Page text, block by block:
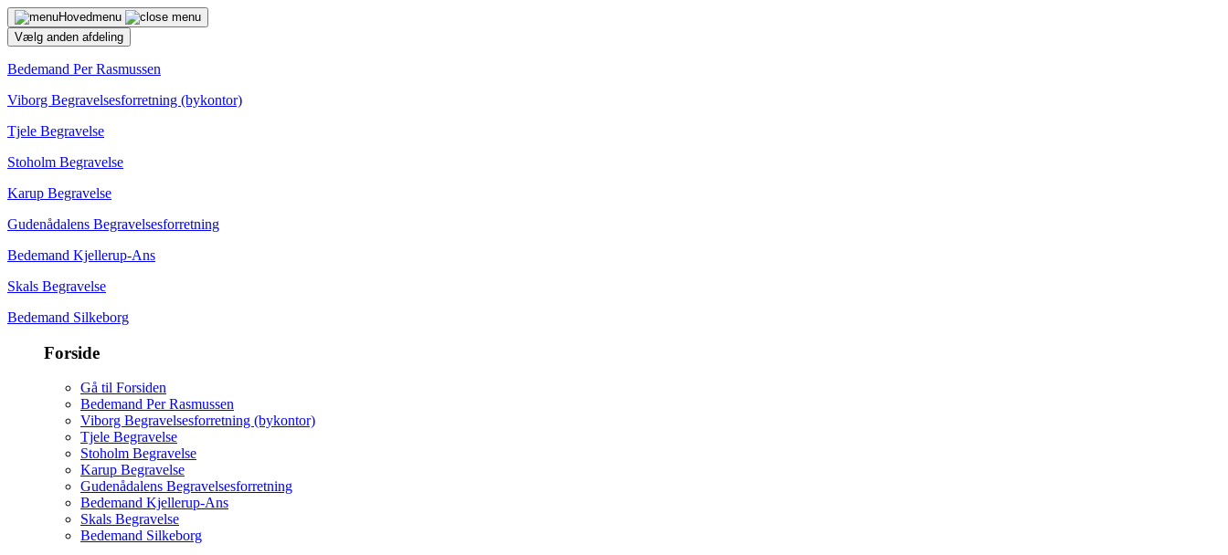
Hovedmenu
Vælg anden afdeling
Bedemand Per Rasmussen
Viborg Begravelsesforretning (bykontor)
Tjele Begravelse
Stoholm Begravelse
Karup Begravelse
Gudenådalens Begravelsesforretning
Bedemand Kjellerup-Ans
Skals Begravelse
Bedemand Silkeborg
Forside
Gå til Forsiden
Bedemand Per Rasmussen
Viborg Begravelsesforretning (bykontor)
Tjele Begravelse
Stoholm Begravelse
Karup Begravelse
Gudenådalens Begravelsesforretning
Bedemand Kjellerup-Ans
Skals Begravelse
Bedemand Silkeborg